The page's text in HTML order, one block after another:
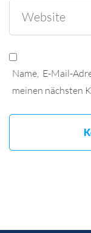
Name, E-Mail-
meinen nächsten